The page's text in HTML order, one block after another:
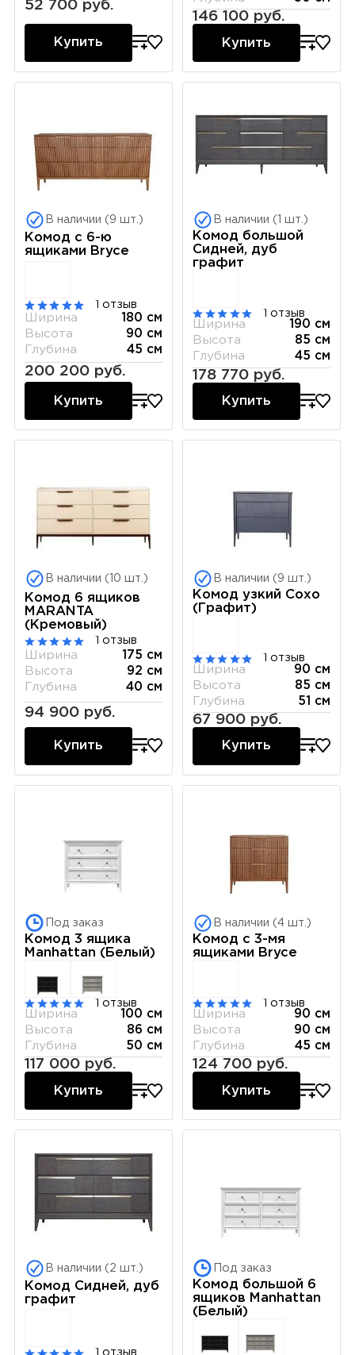
52 700 руб.
Купить
146 100 руб.
Купить
В наличии (9 шт.)
Комод с 6-ю
ящиками Bryce
1 отзыв
Ширина
180 см
Высота
90 см
Глубина
45 см
200 200 руб.
Купить
В наличии (1 шт.)
Комод большой
Сидней, дуб
графит
1 отзыв
Ширина
190 см
Высота
85 см
Глубина
45 см
178 770 руб.
Купить
В наличии (10 шт.)
Комод 6 ящиков
MARANTA
(Кремовый)
1 отзыв
Ширина
175 см
Высота
92 см
Глубина
40 см
94 900 руб.
Купить
В наличии (9 шт.)
Комод узкий Сохо
(Графит)
1 отзыв
Ширина
90 см
Высота
85 см
Глубина
51 см
67 900 руб.
Купить
Под заказ
Комод 3 ящика
Manhattan (Белый)
1 отзыв
Ширина
100 см
Высота
86 см
Глубина
50 см
117 000 руб.
Купить
В наличии (4 шт.)
Комод с 3-мя
ящиками Bryce
1 отзыв
Ширина
90 см
Высота
90 см
Глубина
45 см
124 700 руб.
Купить
В наличии (2 шт.)
Комод Сидней, дуб
графит
1 отзыв
Под заказ
Комод большой 6
ящиков Manhattan
(Белый)